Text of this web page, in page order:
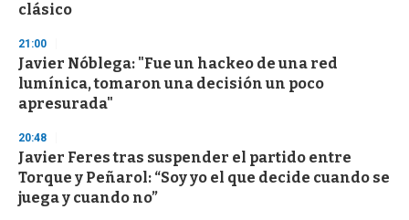
clásico
21:00
Javier Nóblega: "Fue un hackeo de una red
lumínica, tomaron una decisión un poco
apresurada"
20:48
Javier Feres tras suspender el partido entre
Torque y Peñarol: “Soy yo el que decide cuando se
juega y cuando no”